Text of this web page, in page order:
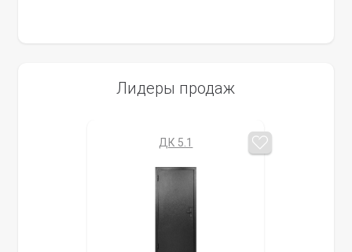
Лидеры продаж
ДК 5.1